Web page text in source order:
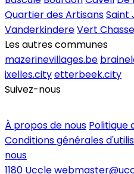
Quartier des ArtisansSaint
VanderkindereVert
Les autres communes
mazerinevillages.be
ixelles.cityetterbeek.city
Suivez-nous
À propos de nous Politique
Conditions générales
nous
1180 Uccle